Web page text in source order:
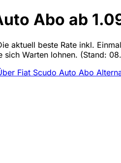
Abo ab
aktuell beste Rate inkl.
sich Warten lohnen. (Stand:
Fiat Scudo Auto Abo